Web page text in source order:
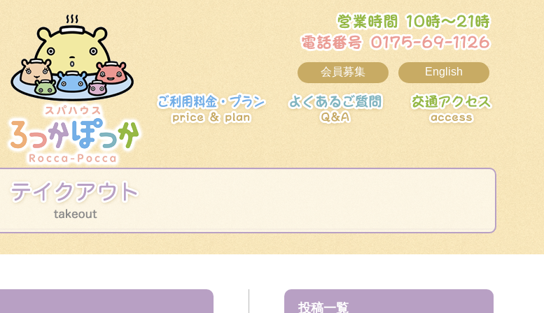
会員募集 English
お食事・御宴会 よくあるご質問
ご利用料金・プラン
投稿一覧